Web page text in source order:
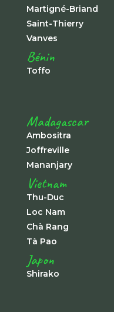
Martigné-Briand
Saint-Thierry
Vanves
Bénin
Toffo
Madagascar
Ambositra
Joffreville
Mananjary
Vietnam
Thu-Duc
Loc Nam
Chà Rang
Tà Pao
Japon
Shirako